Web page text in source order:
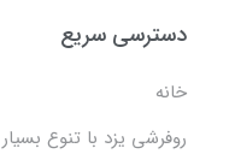
دسترسی سریع
خانه
روفرشی یزد با تنوع بسیار